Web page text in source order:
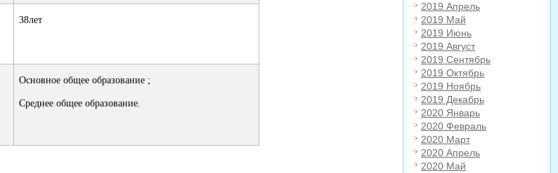
38лет
Основное общее образование ;
Среднее общее образование.
2019 Апрель
2019 Май
2019 Июнь
2019 Август
2019 Сентябрь
2019 Октябрь
2019 Ноябрь
2019 Декабрь
2020 Январь
2020 Февраль
2020 Март
2020 Апрель
2020 Май